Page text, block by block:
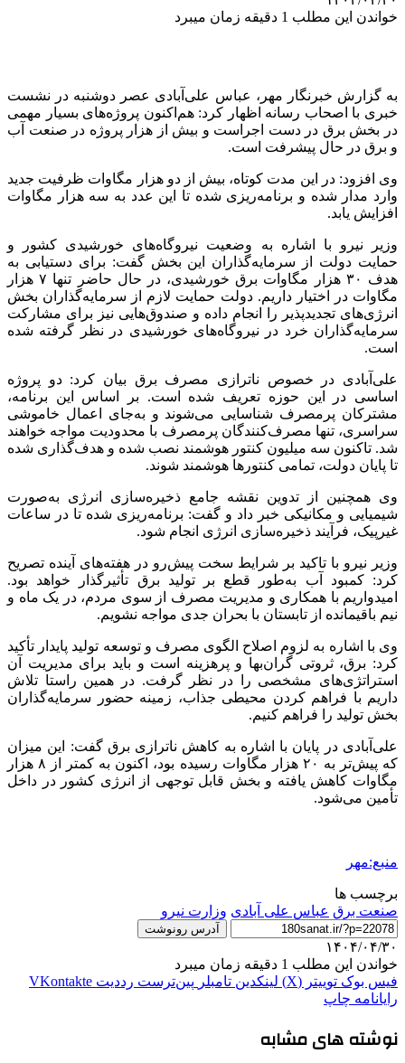
خواندن این مطلب 1 دقیقه زمان میبرد
به گزارش خبرنگار مهر، عباس علی‌آبادی عصر دوشنبه در نشست
خبری با اصحاب رسانه اظهار کرد: هم‌اکنون پروژه‌های بسیار مهمی
در بخش برق در دست اجراست و بیش از هزار پروژه در صنعت آب
و برق در حال پیشرفت است.
وی افزود: در این مدت کوتاه، بیش از دو هزار مگاوات ظرفیت جدید
وارد مدار شده و برنامه‌ریزی شده تا این عدد به سه هزار مگاوات
افزایش یابد.
وزیر نیرو با اشاره به وضعیت نیروگاه‌های خورشیدی کشور و
حمایت دولت از سرمایه‌گذاران این بخش گفت: برای دستیابی به
هدف ۳۰ هزار مگاوات برق خورشیدی، در حال حاضر تنها ۷ هزار
مگاوات در اختیار داریم. دولت حمایت لازم از سرمایه‌گذاران بخش
انرژی‌های تجدیدپذیر
را انجام داده و صندوق‌هایی نیز برای مشارکت
سرمایه‌گذاران خرد در نیروگاه‌های خورشیدی در نظر گرفته شده
است.
علی‌آبادی در خصوص ناترازی مصرف برق بیان کرد: دو پروژه
اساسی در این حوزه تعریف شده است. بر اساس این برنامه،
مشترکان پرمصرف شناسایی می‌شوند و به‌جای اعمال خاموشی
سراسری، تنها مصرف‌کنندگان پرمصرف با محدودیت مواجه خواهند
شد. تاکنون سه میلیون کنتور هوشمند نصب شده و هدف‌گذاری شده
تا پایان دولت، تمامی کنتورها هوشمند شوند.
وی همچنین از تدوین نقشه جامع ذخیره‌سازی انرژی به‌صورت
شیمیایی و مکانیکی خبر داد و گفت: برنامه‌ریزی شده تا در ساعات
غیرپیک، فرآیند ذخیره‌سازی انرژی انجام شود.
وزیر نیرو با تاکید بر شرایط سخت پیش‌رو در هفته‌های آینده تصریح
کرد: کمبود آب به‌طور قطع بر تولید برق تأثیرگذار خواهد بود.
امیدواریم با همکاری و مدیریت مصرف از سوی مردم، در یک ماه و
نیم باقیمانده از تابستان با بحران جدی مواجه نشویم.
وی با اشاره به لزوم اصلاح الگوی مصرف و توسعه تولید پایدار تأکید
کرد: برق، ثروتی گران‌بها و پرهزینه است و باید برای مدیریت آن
استراتژی‌های مشخصی را در نظر گرفت. در همین راستا تلاش
داریم با فراهم کردن محیطی جذاب، زمینه حضور سرمایه‌گذاران
بخش تولید را فراهم کنیم.
علی‌آبادی در پایان با اشاره به کاهش ناترازی برق گفت: این میزان
که پیش‌تر به ۲۰ هزار مگاوات رسیده بود، اکنون به کمتر از ۸ هزار
مگاوات کاهش یافته و بخش قابل توجهی از انرژی کشور در داخل
تأمین می‌شود.
منبع:مهر
برچسب ها
صنعت برق عباس علی آبادی وزارت نیرو
آدرس رونوشت
۱۴۰۴/۰۴/۳۰
خواندن این مطلب 1 دقیقه زمان میبرد
فیس بوک توییتر (X) لینکدین ‫تامبلر ‫پین‌ترست ‫رددیت ‫VKontakte
رایانامه چاپ
نوشته های مشابه